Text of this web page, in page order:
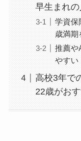
早生まれの
学資保
歳満期
推薦や
やすい
高校3年で
22歳がおす